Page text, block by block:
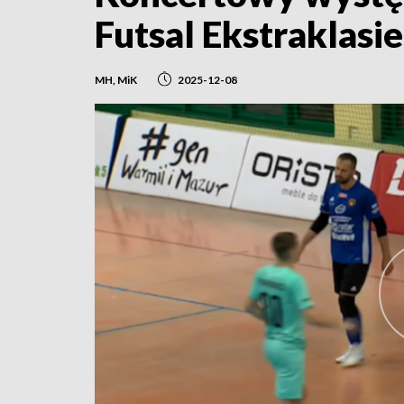
Futsal Ekstraklasie
MH, MiK 2025-12-08